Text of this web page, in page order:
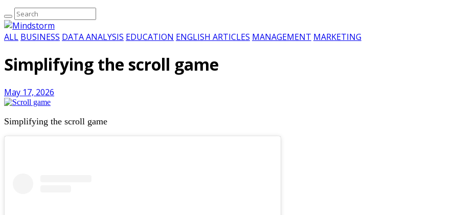
ALL BUSINESS DATA ANALYSIS EDUCATION ENGLISH ARTICLES MANAGEMENT MARKETING
Simplifying the scroll game
May 17, 2026
Simplifying the scroll game